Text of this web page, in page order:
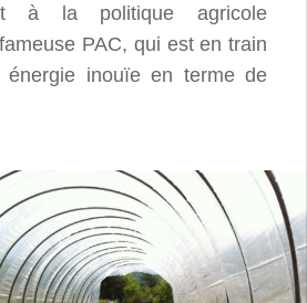
à la politique agricole
PAC, qui est en train
énergie inouïe en terme de